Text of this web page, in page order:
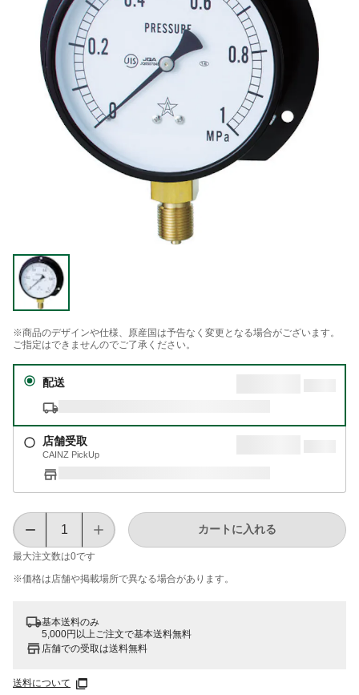
※商品のデザインや仕様、原産国は予告なく変更となる場合がございます。
ご指定はできませんのでご了承ください。
配送
店舗受取
CAINZ PickUp
最大注文数は0です
カートに入れる
※価格は​店舗や​掲載場所で​異なる​場合が​あります。
基本送料のみ
5,000円以上ご注文で基本送料無料
店舗での受取は送料無料
送料について